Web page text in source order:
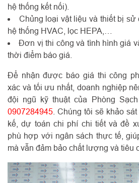
hệ thống kết nối).
Chủng loại vật liệu và thiết bị sử
hệ thống HVAC, lọc HEPA,…
Đơn vị thi công và tình hình giá
thời điểm báo giá.
Để nhận được báo giá thi công
xác và tối ưu nhất, doanh nghiệp
đội ngũ kỹ thuật của Phòng
0907284945 . Chúng tôi sẽ khảo
kế, dự toán chi phí chi tiết và đề
phù hợp với ngân sách thực tế,
mà vẫn đảm bảo chất lượng và tiêu